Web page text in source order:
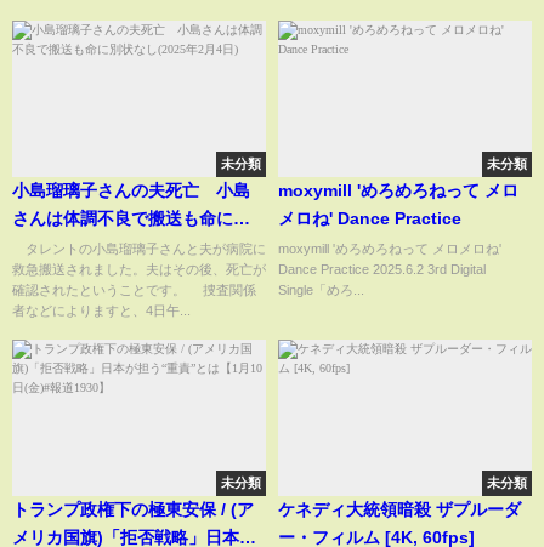
未分類
小島瑠璃子さんの夫死亡 小島
さんは体調不良で搬送も命に別
状なし(2025年2月4日)
タレントの小島瑠璃子さんと夫が病院に
救急搬送されました。夫はその後、死亡が
確認されたということです。 捜査関係
者などによりますと、4日午...
未分類
moxymill 'めろめろねって メロ
メロね' Dance Practice
moxymill 'めろめろねって メロメロね'
Dance Practice 2025.6.2 3rd Digital
Single「めろ...
未分類
トランプ政権下の極東安保 / (ア
メリカ国旗)「拒否戦略」日本が
未分類
ケネディ大統領暗殺 ザプルーダ
ー・フィルム [4K, 60fps]